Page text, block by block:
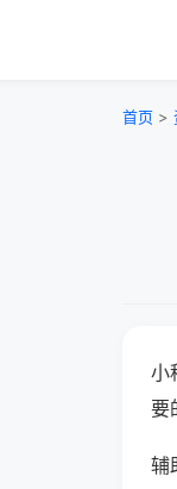
首页 >
小
要
辅